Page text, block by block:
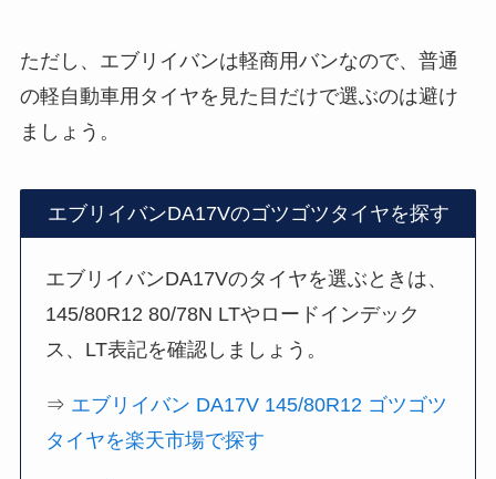
ただし、エブリイバンは軽商用バンなので、普通
の軽自動車用タイヤを見た目だけで選ぶのは避け
ましょう。
エブリイバンDA17Vのゴツゴツタイヤを探す
エブリイバンDA17Vのタイヤを選ぶときは、
145/80R12 80/78N LTやロードインデック
ス、LT表記を確認しましょう。
⇒ エブリイバン DA17V 145/80R12 ゴツゴツ
タイヤを楽天市場で探す